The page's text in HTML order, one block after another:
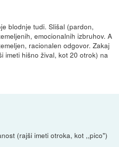
blodnje tudi. Slišal (pardon,
emocionalnih izbruhov. A
racionalen odgovor. Zakaj
imeti hišno žival, kot 20 otrok) na
(rajši imeti otroka, kot ,,pico")